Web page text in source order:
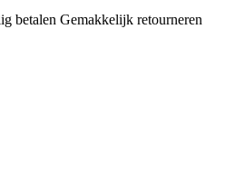
betalen Gemakkelijk retourneren